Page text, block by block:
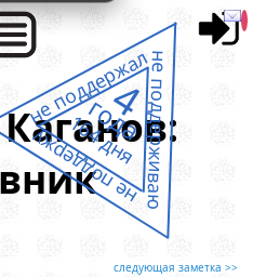
следующая заметка >>
не поддержалне поддерживаю
не поддержу
4
года
164 дня